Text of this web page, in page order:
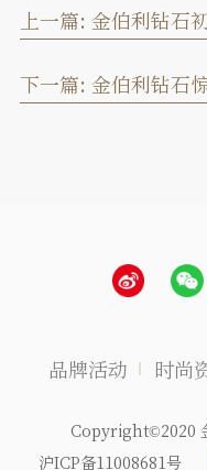
上一篇: 金伯利钻石初夏
下一篇: 金伯利钻石惊艳
品牌活动 时尚
Copyright©2020
沪ICP备11008681号